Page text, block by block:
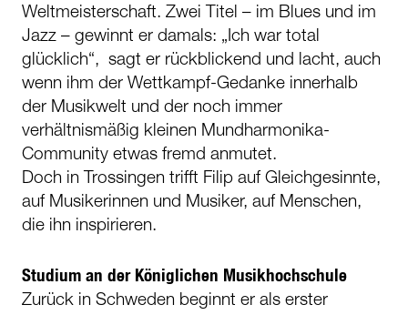
Weltmeisterschaft. Zwei Titel – im Blues und im
Jazz – gewinnt er damals: „Ich war total
glücklich“, sagt er rückblickend und lacht, auch
wenn ihm der Wettkampf-Gedanke innerhalb
der Musikwelt und der noch immer
verhältnismäßig kleinen Mundharmonika-
Community etwas fremd anmutet.
Doch in Trossingen trifft Filip auf Gleichgesinnte,
auf Musikerinnen und Musiker, auf Menschen,
die ihn inspirieren.
Studium an der Königlichen Musikhochschule
Zurück in Schweden beginnt er als erster